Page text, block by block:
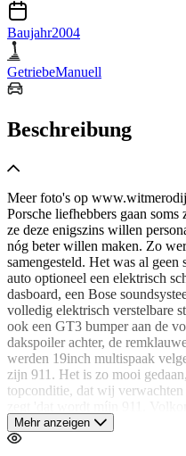
Baujahr2004
GetriebeManuell
Beschreibung
Meer foto's op
Porsche liefhebbers gaan
ze deze enigszins willen
nóg beter willen maken. Zo
samengesteld. Het was al
auto optioneel een elektrisch
dasboard, een Bose
volledig elektrisch verstelbare
ook een GT3 bumper aan de
dakspoiler achter, de
werden 19inch multispaak
zijn 911. Het is zo mooi
topconditie, dat wij verwachten
kilometerstand, en de
ook technisch goed voor
Mehr anzeigen